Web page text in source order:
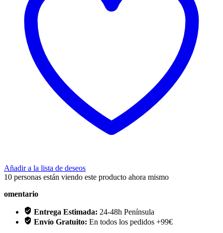
Añadir a la lista de deseos
10 personas están viendo este producto ahora mismo
omentario
Entrega Estimada: 24-48h Península
Envío Gratuito: En todos los pedidos +99€